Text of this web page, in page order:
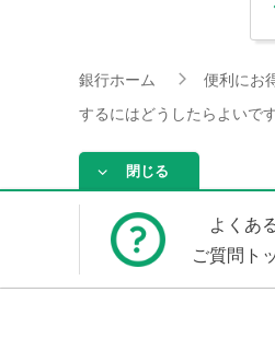
銀行ホーム 便利にお
するにはどうしたらよいで
閉じる
よくあ
ご質問ト